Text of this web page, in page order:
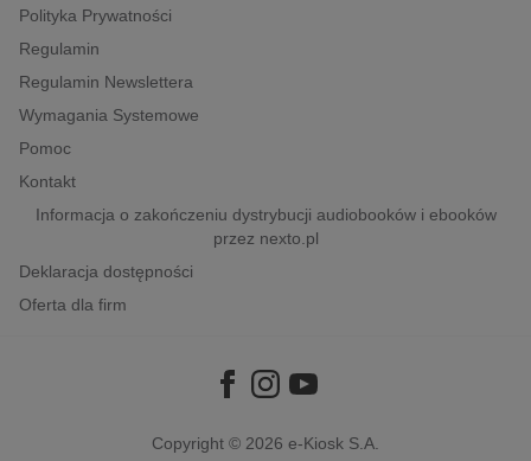
psychologiczne
inne
popularno-naukowe
historia
Polityka Prywatności
Regulamin
Regulamin Newslettera
Wymagania Systemowe
Pomoc
Kontakt
Informacja o zakończeniu dystrybucji audiobooków i ebooków
przez nexto.pl
Deklaracja dostępności
Oferta dla firm
Copyright © 2026 e-Kiosk S.A.